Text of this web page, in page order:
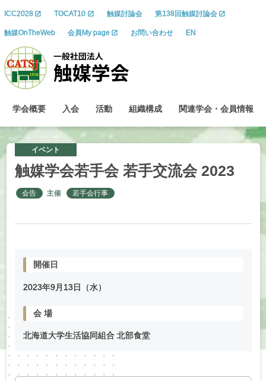
ICC2028 TOCAT10 触媒討論会 第138回触媒討論会
触媒OnTheWeb 会員My page お問い合わせ EN
学会概要 入会 活動 組織構成 関連学会 ・ 会員情報
イベント
触媒学会若手会 若手交流会2023
会告 主催 若手会行事
開催日
2023年9月 13日（水）
会 場
北海道大学生活協同組合 北部食堂